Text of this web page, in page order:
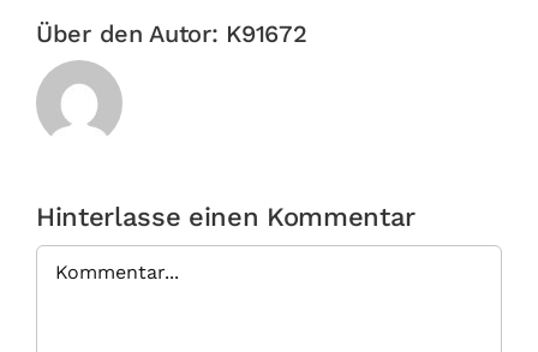
Über den Autor: K91672
Hinterlasse einen Kommentar